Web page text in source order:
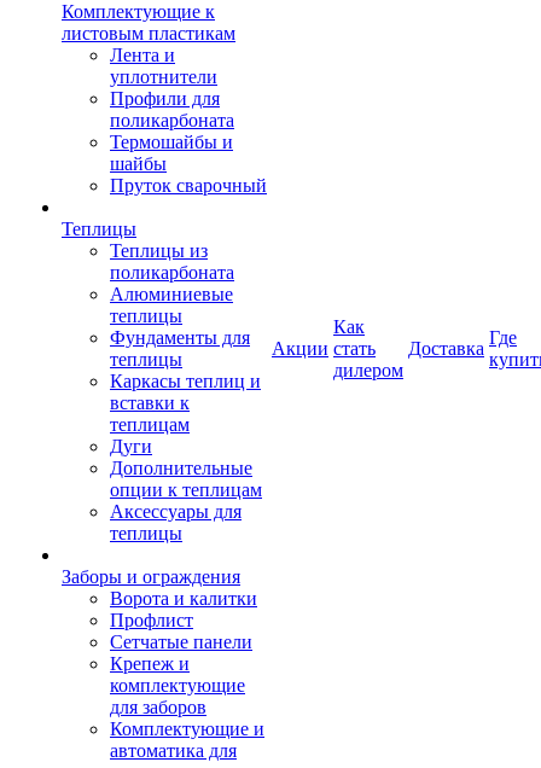
Комплектующие к
листовым пластикам
Лента и
уплотнители
Профили для
поликарбоната
Термошайбы и
шайбы
Пруток сварочный
Теплицы
Теплицы из
поликарбоната
Алюминиевые
теплицы
Фундаменты для
теплицы
Каркасы теплиц и
вставки к
теплицам
Дуги
Дополнительные
опции к теплицам
Аксессуары для
теплицы
Заборы и ограждения
Ворота и калитки
Профлист
Сетчатые панели
Крепеж и
комплектующие
для заборов
Комплектующие и
автоматика для
Акции
Как
стать
дилером
Доставка
Где